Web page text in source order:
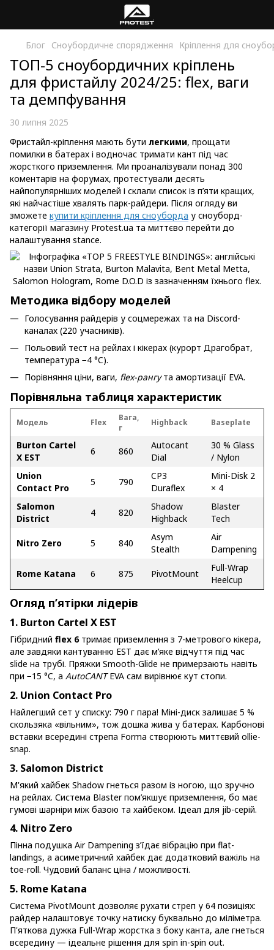
Блог Сноубордичне спорядження Кріплення для
ТОП-5 сноубордичних кріплень
для фристайлу 2024/25: flex, ваги
та демпфування
30 липня 2025
Фристайл-кріплення мають бути легкими, прощати
помилки в батерах і водночас тримати кант під час
жорсткого приземлення. Ми проаналізували понад 300
коментарів на форумах, протестували десять
найпопулярніших моделей і склали список із п’яти кращих,
які найчастіше хвалять парк-райдери. Після огляду ви
зможете купити кріплення для сноуборда у сноуборд-
категорії магазину Protest.ua та миттєво перейти до
налаштування stance.
Методика відбору моделей
Голосування райдерів у соцмережах та на Discord-
каналах (220 учасників).
Польовий тест на рейлах і кікерах (курорт Драгобрат,
температура −4 °C).
Порівняння ціни, ваги, flex-рангута амортизації EVA.
Порівняльна таблиця характеристик
Модель Flex
Вага,
г
Highback Baseplate
Burton Cartel
X EST
6 860
Autocant
Dial
30 % Glass
/ Nylon
Union
Contact Pro
5 790
CP3
Duraflex
Mini-Disk 2
× 4
Salomon
District
4 820
Shadow
Highback
Blaster
Tech
Nitro Zero 5 840
Asym
Stealth
Air
Dampening
Rome Katana 6 875 PivotMount
Full-Wrap
Heelcup
Огляд п’ятірки лідерів
1. Burton Cartel X EST
Гібридний flex 6тримає приземлення з 7-метрового кікера,
але завдяки кантуванню EST дає м’яке відчуття під час
slide на трубі. Пряжки Smooth-Glide не примерзають навіть
при −15 °C, а AutoCANTEVA сам вирівнює кут стопи.
2. Union Contact Pro
Найлегший сет у списку: 790 г пара! Міні-диск залишає 5 %
скользяка «вільним», тож дошка жива у батерах. Карбонові
вставки всередині стрепа Forma створюють миттєвий ollie-
snap.
3. Salomon District
М'який хайбек Shadow гнеться разом із ногою, що зручно
на рейлах. Система Blaster пом’якшує приземлення, бо має
гумові шарніри між базою та хайбеком. Ідеал для jib-серій.
4. Nitro Zero
Пінна подушка Air Dampening з’їдає вібрацію при flat-
landings, а асиметричний хайбек дає додатковий важіль на
toe-roll. Чудовий баланс ціна / можливості.
5. Rome Katana
Система PivotMount дозволяє рухати стреп у 64 позиціях:
райдер налаштовує точку натиску буквально до міліметра.
П'яткова дужка Full-Wrap жорстка з боку канта, але гнеться
всередину — ідеальне рішення для spin in-spin out.